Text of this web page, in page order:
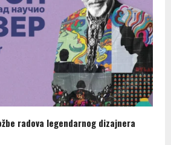
radova legendarnog dizajnera